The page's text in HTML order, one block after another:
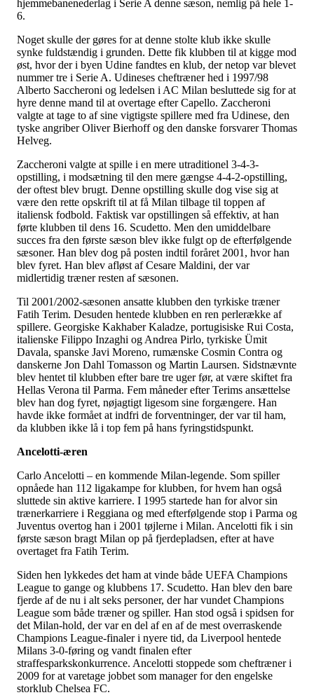
hjemmebanenederlag i Serie A denne sæson, nemlig på hele 1-
6.
Noget skulle der gøres for at denne stolte klub ikke skulle
synke fuldstændig i grunden. Dette fik klubben til at kigge mod
øst, hvor der i byen Udine fandtes en klub, der netop var blevet
nummer tre i Serie A. Udineses cheftræner hed i 1997/98
Alberto Saccheroni og ledelsen i AC Milan besluttede sig for at
hyre denne mand til at overtage efter Capello. Zaccheroni
valgte at tage to af sine vigtigste spillere med fra Udinese, den
tyske angriber Oliver Bierhoff og den danske forsvarer Thomas
Helveg.
Zaccheroni valgte at spille i en mere utraditionel 3-4-3-
opstilling, i modsætning til den mere gængse 4-4-2-opstilling,
der oftest blev brugt. Denne opstilling skulle dog vise sig at
være den rette opskrift til at få Milan tilbage til toppen af
italiensk fodbold. Faktisk var opstillingen så effektiv, at han
førte klubben til dens 16. Scudetto. Men den umiddelbare
succes fra den første sæson blev ikke fulgt op de efterfølgende
sæsoner. Han blev dog på posten indtil foråret 2001, hvor han
blev fyret. Han blev afløst af Cesare Maldini, der var
midlertidig træner resten af sæsonen.
Til 2001/2002-sæsonen ansatte klubben den tyrkiske træner
Fatih Terim. Desuden hentede klubben en ren perlerække af
spillere. Georgiske Kakhaber Kaladze, portugisiske Rui Costa,
italienske Filippo Inzaghi og Andrea Pirlo, tyrkiske Ümit
Davala, spanske Javi Moreno, rumænske Cosmin Contra og
danskerne Jon Dahl Tomasson og Martin Laursen. Sidstnævnte
blev hentet til klubben efter bare tre uger før, at være skiftet fra
Hellas Verona til Parma. Fem måneder efter Terims ansættelse
blev han dog fyret, nøjagtigt ligesom sine forgængere. Han
havde ikke formået at indfri de forventninger, der var til ham,
da klubben ikke lå i top fem på hans fyringstidspunkt.
Ancelotti-æren
Carlo Ancelotti – en kommende Milan-legende. Som spiller
opnåede han 112 ligakampe for klubben, for hvem han også
sluttede sin aktive karriere. I 1995 startede han for alvor sin
trænerkarriere i Reggiana og med efterfølgende stop i Parma og
Juventus overtog han i 2001 tøjlerne i Milan. Ancelotti fik i sin
første sæson bragt Milan op på fjerdepladsen, efter at have
overtaget fra Fatih Terim.
Siden hen lykkedes det ham at vinde både UEFA Champions
League to gange og klubbens 17. Scudetto. Han blev den bare
fjerde af de nu i alt seks personer, der har vundet Champions
League som både træner og spiller. Han stod også i spidsen for
det Milan-hold, der var en del af en af de mest overraskende
Champions League-finaler i nyere tid, da Liverpool hentede
Milans 3-0-føring og vandt finalen efter
straffesparkskonkurrence. Ancelotti stoppede som cheftræner i
2009 for at varetage jobbet som manager for den engelske
storklub Chelsea FC.